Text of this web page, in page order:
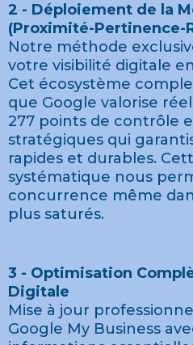
2 - Déploiement de la
(Proximité-Pertinence-
Notre méthode
votre visibilité digitale
Cet écosystème
que Google valorise
277 points de contrôle
stratégiques qui
rapides et durables.
systématique nous
concurrence même
plus saturés.
3 - Optimisation
Digitale
Mise à jour
Google My Business